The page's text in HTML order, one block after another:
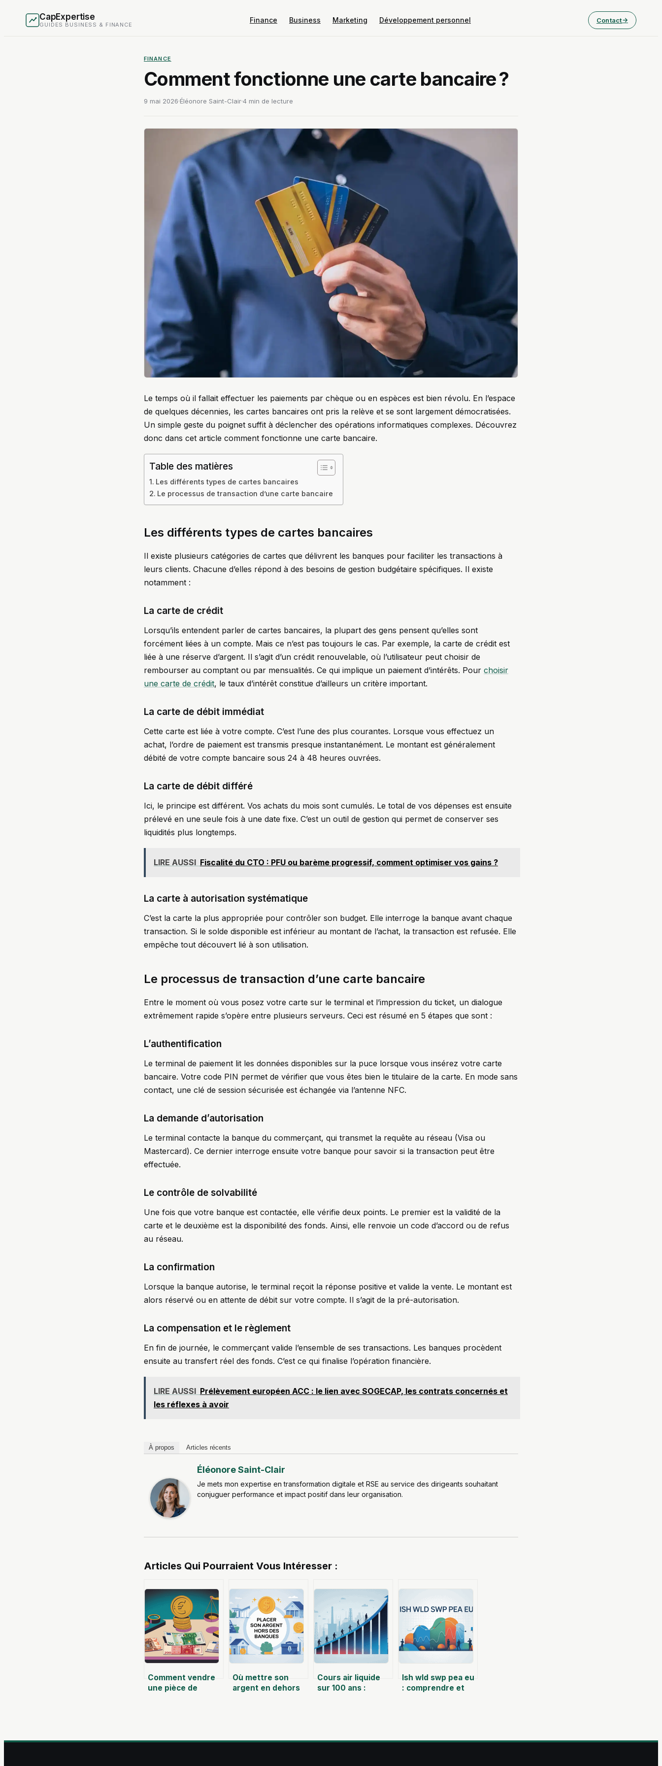
CapExpertise
GUIDES BUSINESS & FINANCE
Finance Business Marketing Développement personnel Contact
FINANCE
Comment fonctionne une carte bancaire ?
9 mai 2026·Éléonore Saint-Clair·4 min de lecture
Le temps où il fallait effectuer les paiements par chèque ou en espèces est bien révolu. En l’espace
de quelques décennies, les cartes bancaires ont pris la relève et se sont largement démocratisées.
Un simple geste du poignet suffit à déclencher des opérations informatiques complexes. Découvrez
donc dans cet article comment fonctionne une carte bancaire.
Table des matières
Les différents types de cartes bancaires
Le processus de transaction d’une carte bancaire
Les différents types de cartes bancaires
Il existe plusieurs catégories de cartes que délivrent les banques pour faciliter les transactions à
leurs clients. Chacune d’elles répond à des besoins de gestion budgétaire spécifiques. Il existe
notamment :
La carte de crédit
Lorsqu’ils entendent parler de cartes bancaires, la plupart des gens pensent qu’elles sont
forcément liées à un compte. Mais ce n’est pas toujours le cas. Par exemple, la carte de crédit est
liée à une réserve d’argent. Il s’agit d’un crédit renouvelable, où l’utilisateur peut choisir de
rembourser au comptant ou par mensualités. Ce qui implique un paiement d’intérêts. Pour choisir
une carte de crédit, le taux d’intérêt constitue d’ailleurs un critère important.
La carte de débit immédiat
Cette carte est liée à votre compte. C’est l’une des plus courantes. Lorsque vous effectuez un
achat, l’ordre de paiement est transmis presque instantanément. Le montant est généralement
débité de votre compte bancaire sous 24 à 48 heures ouvrées.
La carte de débit différé
Ici, le principe est différent. Vos achats du mois sont cumulés. Le total de vos dépenses est ensuite
prélevé en une seule fois à une date fixe. C’est un outil de gestion qui permet de conserver ses
liquidités plus longtemps.
LIRE AUSSI Fiscalité du CTO : PFU ou barème progressif, comment optimiser vos gains ?
La carte à autorisation systématique
C’est la carte la plus appropriée pour contrôler son budget. Elle interroge la banque avant chaque
transaction. Si le solde disponible est inférieur au montant de l’achat, la transaction est refusée. Elle
empêche tout découvert lié à son utilisation.
Le processus de transaction d’une carte bancaire
Entre le moment où vous posez votre carte sur le terminal et l’impression du ticket, un dialogue
extrêmement rapide s’opère entre plusieurs serveurs. Ceci est résumé en 5 étapes que sont :
L’authentification
Le terminal de paiement lit les données disponibles sur la puce lorsque vous insérez votre carte
bancaire. Votre code PIN permet de vérifier que vous êtes bien le titulaire de la carte. En mode sans
contact, une clé de session sécurisée est échangée via l’antenne NFC.
La demande d’autorisation
Le terminal contacte la banque du commerçant, qui transmet la requête au réseau (Visa ou
Mastercard). Ce dernier interroge ensuite votre banque pour savoir si la transaction peut être
effectuée.
Le contrôle de solvabilité
Une fois que votre banque est contactée, elle vérifie deux points. Le premier est la validité de la
carte et le deuxième est la disponibilité des fonds. Ainsi, elle renvoie un code d’accord ou de refus
au réseau.
La confirmation
Lorsque la banque autorise, le terminal reçoit la réponse positive et valide la vente. Le montant est
alors réservé ou en attente de débit sur votre compte. Il s’agit de la pré-autorisation.
La compensation et le règlement
En fin de journée, le commerçant valide l’ensemble de ses transactions. Les banques procèdent
ensuite au transfert réel des fonds. C’est ce qui finalise l’opération financière.
LIRE AUSSI Prélèvement européen ACC : le lien avec SOGECAP, les contrats concernés et
les réflexes à avoir
À propos Articles récents
Éléonore Saint-Clair
Je mets mon expertise en transformation digitale et RSE au service des dirigeants souhaitant
conjuguer performance et impact positif dans leur organisation.
Articles Qui Pourraient Vous Intéresser :
Comment vendre
une pièce de
Où mettre son
argent en dehors
Cours air liquide
sur 100 ans :
Ish wld swp pea eu
: comprendre et